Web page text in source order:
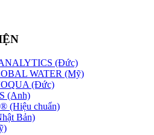
(Đức)
WATER (Mỹ)
(Đức)
(Anh)
(Hiệu chuẩn)
Bản)